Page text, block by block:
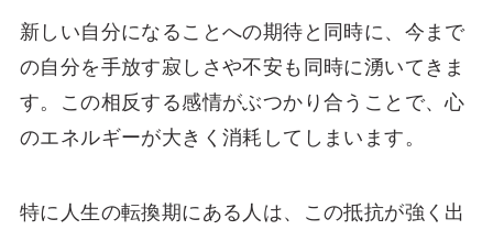
新しい自分になることへの期待と同時に、今まで
の自分を手放す寂しさや不安も同時に湧いてきま
す。この相反する感情がぶつかり合うことで、心
のエネルギーが大きく消耗してしまいます。
特に人生の転換期にある人は、この抵抗が強く出